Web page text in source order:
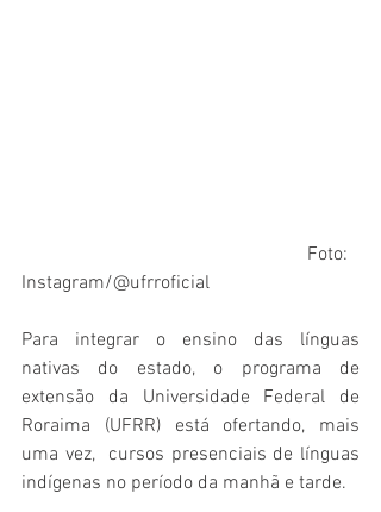
Instagram/@ufrroficial
Para integrar o ensino das línguas
nativas do estado, o programa de
extensão da Universidade Federal de
Roraima (UFRR) está ofertando, mais
uma vez, cursos presenciais de línguas
indígenas no período da manhã e tarde.